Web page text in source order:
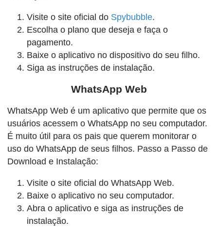
Visite o site oficial do Spybubble.
Escolha o plano que deseja e faça o
pagamento.
Baixe o aplicativo no dispositivo do seu filho.
Siga as instruções de instalação.
WhatsApp Web
WhatsApp Web é um aplicativo que permite que os
usuários acessem o WhatsApp no seu computador.
É muito útil para os pais que querem monitorar o
uso do WhatsApp de seus filhos. Passo a Passo de
Download e Instalação:
Visite o site oficial do WhatsApp Web.
Baixe o aplicativo no seu computador.
Abra o aplicativo e siga as instruções de
instalação.